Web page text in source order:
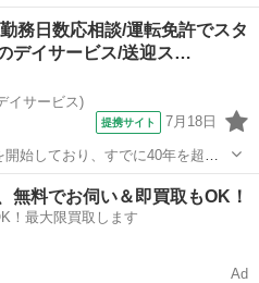
3237995/
家電
務日数応相談/運転免許でスタ
デイサービス/送迎ス…
イサービス)
提携サイト 7月18日
は業界トップクラス！ ◆グル
ビス:デイサービス/訪問介護/訪問
他
無料でお伺い＆即買取もOK！
！最大限買取します
Ad